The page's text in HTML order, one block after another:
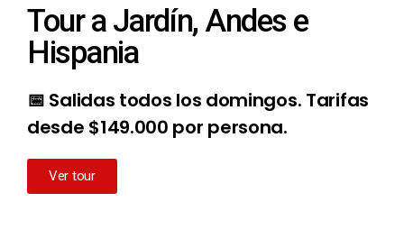
Tour a Jardín, Andes e
Hispania
📅 Salidas todos los domingos. Tarifas
desde $149.000 por persona.
Ver tour